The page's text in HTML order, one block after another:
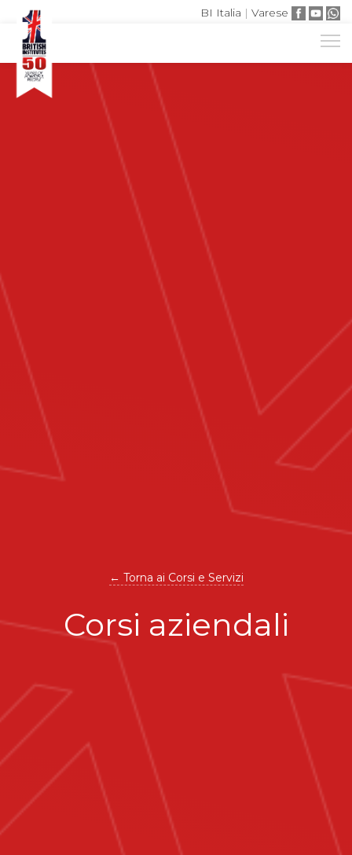
BI Italia | Varese
← Torna ai Corsi e Servizi
Corsi aziendali